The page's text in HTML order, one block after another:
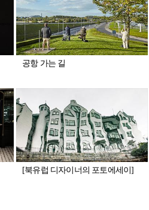
공항 가는 길
[북유럽 디자이너의 포토에세이]